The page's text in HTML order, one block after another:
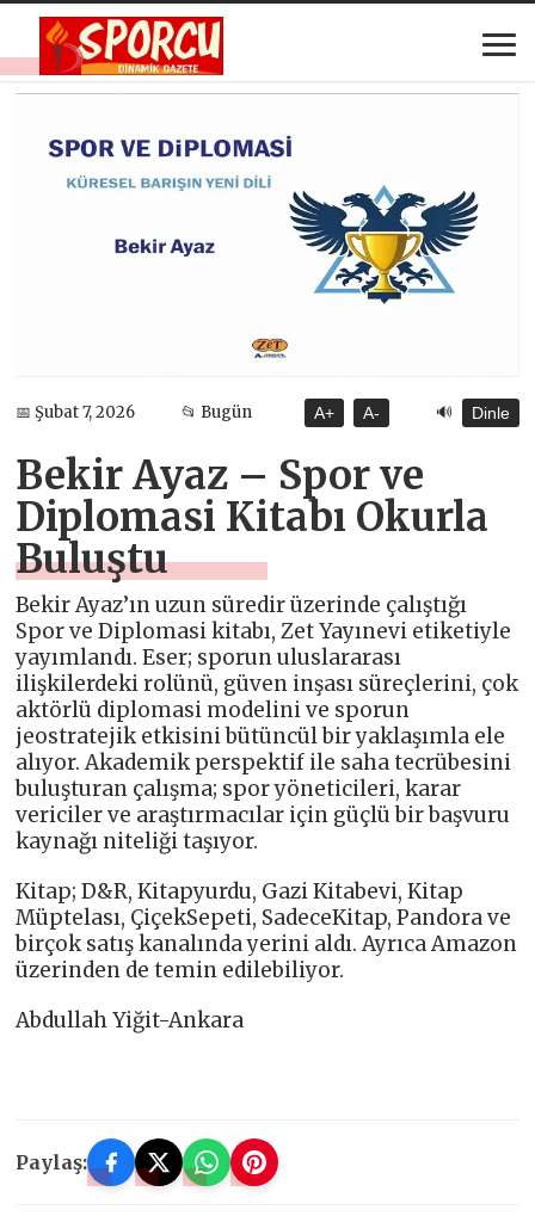
📅 Şubat 7, 2026 📂 Bugün A+ A- 🔊 Dinle
Bekir Ayaz – Spor ve
Diplomasi Kitabı Okurla
Buluştu
Bekir Ayaz’ın uzun süredir üzerinde çalıştığı
Spor ve Diplomasi kitabı, Zet Yayınevi etiketiyle
yayımlandı. Eser; sporun uluslararası
ilişkilerdeki rolünü, güven inşası süreçlerini, çok
aktörlü diplomasi modelini ve sporun
jeostratejik etkisini bütüncül bir yaklaşımla ele
alıyor. Akademik perspektif ile saha tecrübesini
buluşturan çalışma; spor yöneticileri, karar
vericiler ve araştırmacılar için güçlü bir başvuru
kaynağı niteliği taşıyor.
Kitap; D&R, Kitapyurdu, Gazi Kitabevi, Kitap
Müptelası, ÇiçekSepeti, SadeceKitap, Pandora ve
birçok satış kanalında yerini aldı. Ayrıca Amazon
üzerinden de temin edilebiliyor.
Abdullah Yiğit-Ankara
Paylaş: